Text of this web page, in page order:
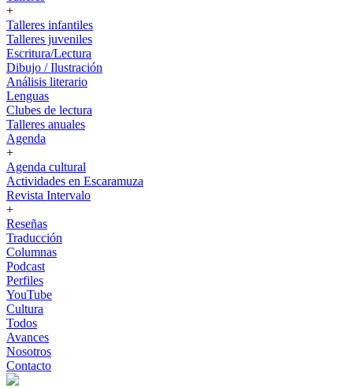
+
Talleres infantiles
Talleres juveniles
Escritura/Lectura
Dibujo / Ilustración
Análisis literario
Lenguas
Clubes de lectura
Talleres anuales
Agenda
+
Agenda cultural
Actividades en Escaramuza
Revista Intervalo
+
Reseñas
Traducción
Columnas
Podcast
Perfiles
YouTube
Cultura
Todos
Avances
Nosotros
Contacto